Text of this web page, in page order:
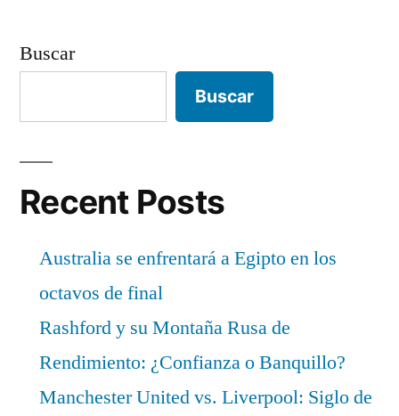
Buscar
Buscar
Recent Posts
Australia se enfrentará a Egipto en los
octavos de final
Rashford y su Montaña Rusa de
Rendimiento: ¿Confianza o Banquillo?
Manchester United vs. Liverpool: Siglo de